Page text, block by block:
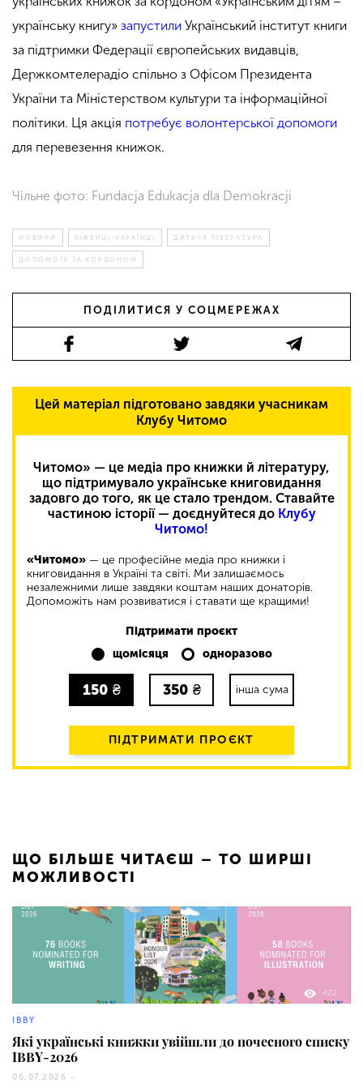
українську книгу» запустили Український інститут книги
за підтримки Федерації європейських видавців,
Держкомтелерадіо спільно з Офісом Президента
України та Міністерством культури та інформаційної
політики. Ця акція потребує волонтерської допомоги
для перевезення книжок.
Чільне фото: Fundacja Edukacja dla Demokracji
НОВИНИ БІЖЕНЦІ-УКРАЇНЦІ ДИТЯЧА ЛІТЕРАТУРА
ДОПОМОГА ЗА КОРДОНОМ
ПОДІЛИТИСЯ У СОЦМЕРЕЖАХ
Цей матеріал підготовано завдяки учасникам
Клубу Читомо
Читомо» — це медіа про книжки й літературу,
що підтримувало українське книговидання
задовго до того, як це стало трендом. Ставайте
частиною історії — доєднуйтеся до Клубу
Читомо!
«Читомо» — це професійне медіа про книжки і
книговидання в Україні та світі. Ми залишаємось
незалежними лише завдяки коштам наших донаторів.
Допоможіть нам розвиватися і ставати ще кращими!
Підтримати проєкт
щомісяця
одноразово
150 ₴ 350 ₴ інша сума
ПІДТРИМАТИ ПРОЄКТ
ЩО БІЛЬШЕ ЧИТАЄШ – ТО ШИРШІ
МОЖЛИВОСТІ
422
IBBY
Які українські книжки увійшли до почесного списку
IBBY-2026
06.07.2026 -